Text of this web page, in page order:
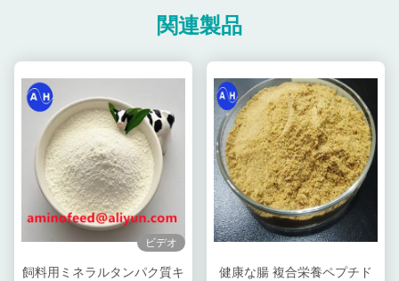
関連製品
ビデオ
飼料用ミネラルタンパク質キ
健康な腸 複合栄養ペプチド